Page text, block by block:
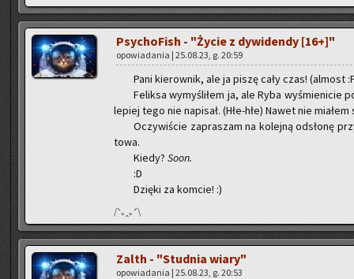
Psy­cho­Fish - "Życie z dy­wi­den­dy [16+]"
opo­wia­da­nia | 25.08.23, g. 20:59
Pani kie­row­nik, ale ja piszę cały czas! (al­most
Fe­lik­sa wy­my­śli­łem ja, ale Ryba wy­śmie­ni­cie
le­piej tego nie na­pi­sał. (Hłe-hłe) Nawet nie
Oczy­wi­ście za­pra­szam na ko­lej­ną od­sło­nę
to­wa.
Kiedy? Soon.
:D
Dzię­ki za kom­cie! :)
/ᐠ｡ꞈ｡ᐟ\
Zalth - "Stud­nia wiary"
opo­wia­da­nia | 25.08.23, g. 20:53